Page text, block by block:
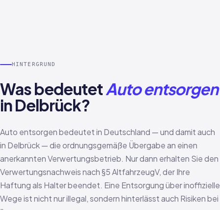
HINTERGRUND
Was bedeutetAuto entsorgen
in Delbrück?
Auto entsorgen bedeutet in Deutschland — und damit auch
in Delbrück — die ordnungsgemäße Übergabe an einen
anerkannten Verwertungsbetrieb. Nur dann erhalten Sie den
Verwertungsnachweis nach §5 AltfahrzeugV, der Ihre
Haftung als Halter beendet. Eine Entsorgung über inoffizielle
Wege ist nicht nur illegal, sondern hinterlässt auch Risiken bei